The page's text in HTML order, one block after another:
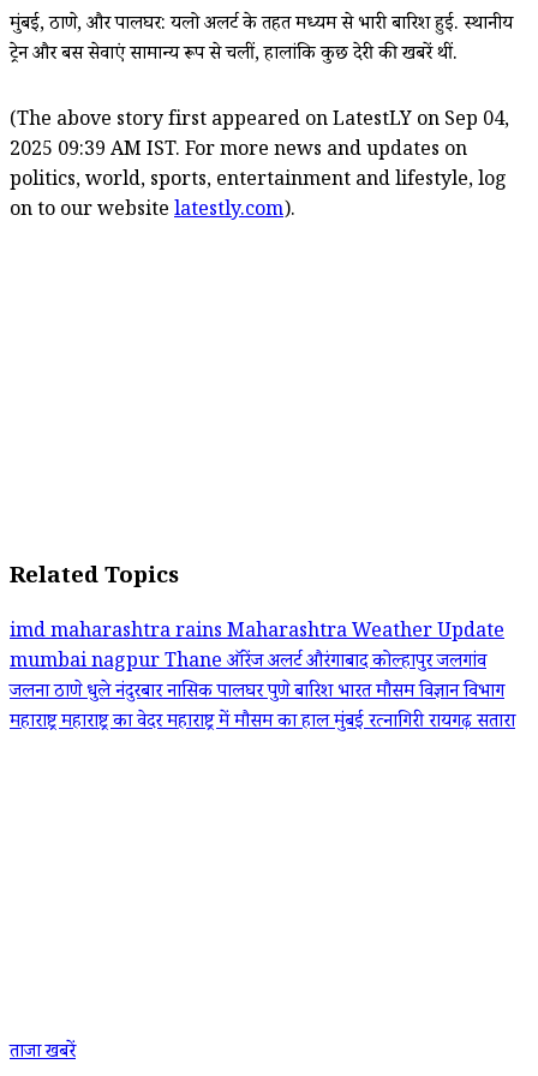
मुंबई, ठाणे, और पालघर: यलो अलर्ट के तहत मध्यम से भारी बारिश हुई. स्थानीय
ट्रेन और बस सेवाएं सामान्य रूप से चलीं, हालांकि कुछ देरी की खबरें थीं.
(The above story first appeared on LatestLY on Sep 04,
2025 09:39 AM IST. For more news and updates on
politics, world, sports, entertainment and lifestyle, log
on to our website latestly.com).
Related Topics
imdmaharashtra rainsMaharashtra Weather Update
mumbainagpurThaneऑरेंज अलर्टऔरंगाबादकोल्हापुरजलगांव
जलनाठाणेधुलेनंदुरबारनासिकपालघरपुणेबारिशभारत मौसम विज्ञान विभाग
महाराष्ट्रमहाराष्ट्र का वेदरमहाराष्ट्र में मौसम का हालमुंबईरत्नागिरीरायगढ़सतारा
ताजा खबरें